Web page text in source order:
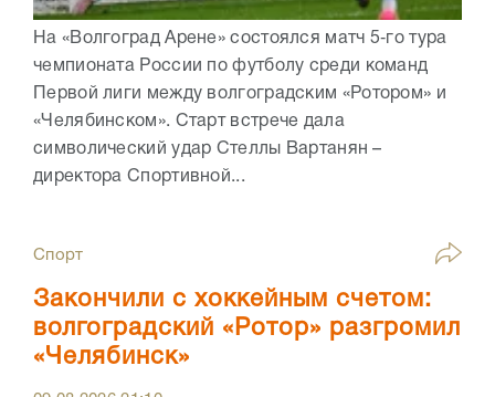
На «Волгоград Арене» состоялся матч 5‑го тура
чемпионата России по футболу среди команд
Первой лиги между волгоградским «Ротором» и
«Челябинском». Старт встрече дала
символический удар Стеллы Вартанян –
директора Спортивной...
Спорт
Закончили с хоккейным счетом:
волгоградский «Ротор» разгромил
«Челябинск»